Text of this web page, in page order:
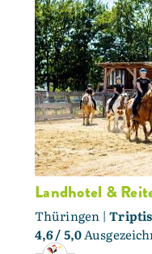
Landhotel &
Thüringen |Triptis
4,6/ 5,0